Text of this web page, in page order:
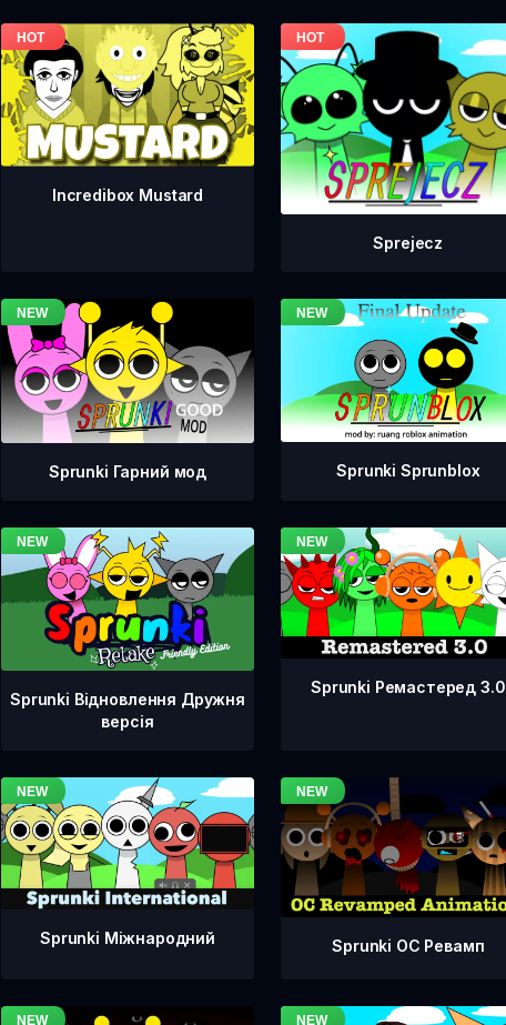
Incredibox Mustard
Sprejecz
Sprunki Гарний мод Sprunki Sprunblox
Sprunki Відновлення Дружня
версія
Sprunki Ремастеред 3.0
Sprunki Міжнародний Sprunki OC Ревамп